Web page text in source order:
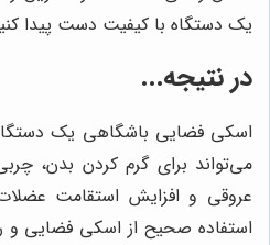
یک دستگاه با کیفیت دست پیدا
در نتیجه...
اسکی فضایی باشگاهی یک
می‌تواند برای گرم کردن بدن،
عروقی و افزایش استقامت عضلات
استفاده صحیح از اسکی فضایی و